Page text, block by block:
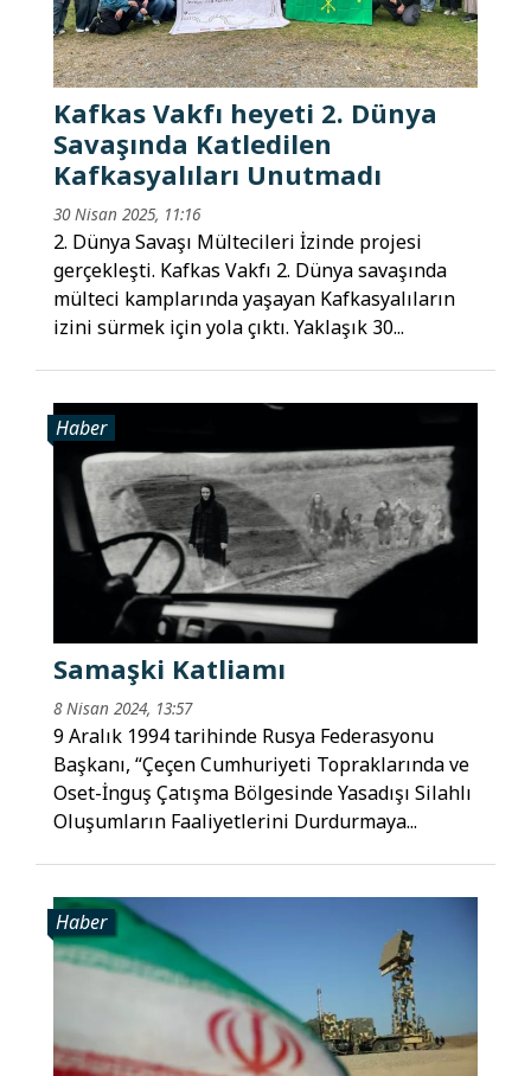
Kafkas Vakfı heyeti 2. Dünya
Savaşında Katledilen
Kafkasyalıları Unutmadı
30 Nisan 2025, 11:16
2. Dünya Savaşı Mültecileri İzinde projesi
gerçekleşti. Kafkas Vakfı 2. Dünya savaşında
mülteci kamplarında yaşayan Kafkasyalıların
izini sürmek için yola çıktı. Yaklaşık 30...
Haber
Samaşki Katliamı
8 Nisan 2024, 13:57
9 Aralık 1994 tarihinde Rusya Federasyonu
Başkanı, “Çeçen Cumhuriyeti Topraklarında ve
Oset-İnguş Çatışma Bölgesinde Yasadışı Silahlı
Oluşumların Faaliyetlerini Durdurmaya...
Haber